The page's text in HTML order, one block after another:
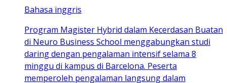
Bahasa inggris
Program Magister Hybrid dalam Kecerdasan Buatan
di Neuro Business School menggabungkan studi
daring dengan pengalaman intensif selama 8
minggu di kampus di Barcelona. Peserta
memperoleh pengalaman langsung dalam